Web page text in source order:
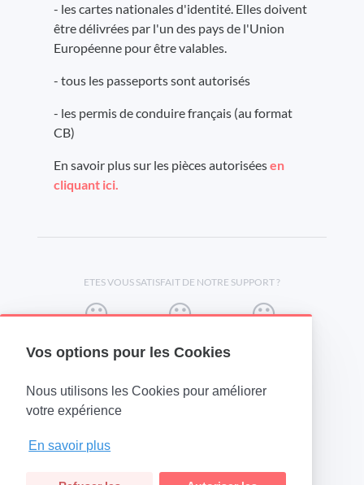
Vos options pour les Cookies
Nous utilisons les Cookies pour améliorer
votre expérience
En savoir plus
- les cartes nationales d'identité. Elles doivent
être délivrées par l'un des pays de l'Union
Européenne pour être valables.
- tous les passeports sont autorisés
- les permis de conduire français (au format
CB)
En savoir plus sur les pièces autoriséesen
cliquant ici.
ETES VOUS SATISFAIT DE NOTRE SUPPORT ?